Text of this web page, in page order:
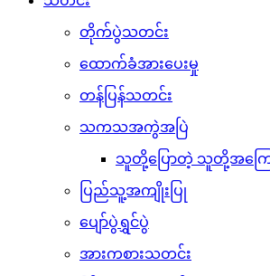
တိုက်ပွဲသတင်း
ထောက်ခံအားပေးမှု
တန်ပြန်သတင်း
သကသအကွဲအပြဲ
သူတို့ပြောတဲ့ သူတို့အကြေ
ပြည်သူ့အကျိုးပြု
ပျော်ပွဲရွှင်ပွဲ
အားကစားသတင်း